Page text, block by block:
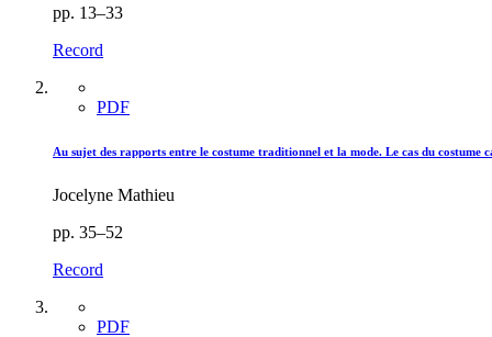
pp. 13–33
Record
PDF
Au sujet des rapports entre le costume traditionnel et la mode. Le cas du costume
Jocelyne Mathieu
pp. 35–52
Record
PDF